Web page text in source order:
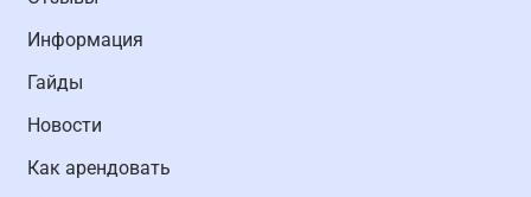
Информация
Гайды
Новости
Как арендовать